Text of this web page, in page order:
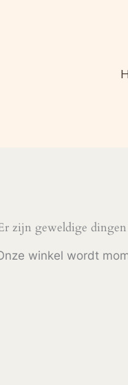
zijn geweldige
winkel wordt